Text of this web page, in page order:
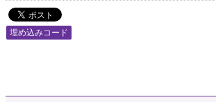
埋め込みコード